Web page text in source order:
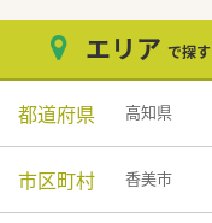
エリア で探す
都道府県 高知県
市区町村 香美市